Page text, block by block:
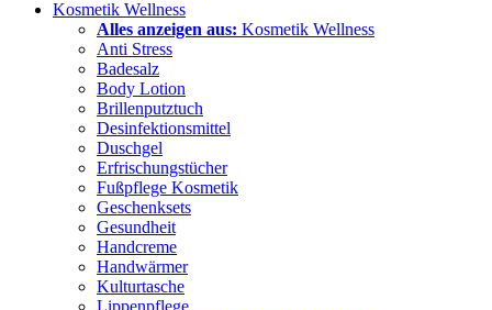
Kosmetik Wellness
Alles anzeigen aus: Kosmetik Wellness
Anti Stress
Badesalz
Body Lotion
Brillenputztuch
Desinfektionsmittel
Duschgel
Erfrischungstücher
Fußpflege Kosmetik
Geschenksets
Gesundheit
Handcreme
Handwärmer
Kulturtasche
Lippenpflege